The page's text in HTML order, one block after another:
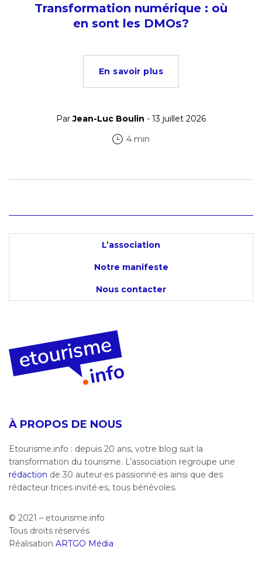
Transformation numérique : où
en sont les DMOs?
En savoir plus
ParJean-Luc Boulin - 13 juillet 2026
4 min
L’association
Notre manifeste
Nous contacter
À PROPOS DE NOUS
Etourisme.info : depuis 20 ans, votre blog suit la
transformation du tourisme. L’association regroupe une
rédaction de 30 auteur·es passionné·es ainsi que des
rédacteur·trices invité·es, tous bénévoles.
© 2021 – etourisme.info
Tous droits réservés
Réalisation ARTGO Média